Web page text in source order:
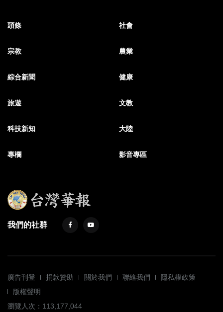
頭條 社會
宗教 農業
綜合新聞 健康
旅遊 文教
科技新知 大陸
專欄 影音專區
我們的社群
廣告刊登 捐款贊助 關於我們 聯絡我們
隱私權政策
版權聲明
瀏覽人次：113,177,044